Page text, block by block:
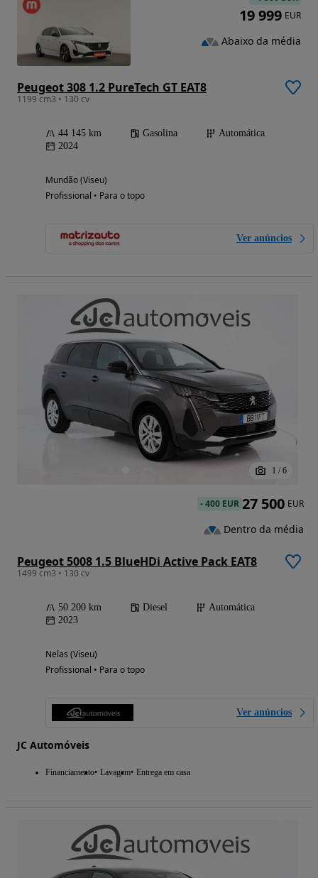
Peugeot 308 1.2 PureTech GT EAT8
1199 cm3 • 130 cv
44 145 km Gasolina
Automática
2024
Mundão (Viseu)
Profissional • Para o topo
Ver anúncios
19 999 EUR
Abaixo da média
1 / 6
Peugeot 5008 1.5 BlueHDi Active Pack EAT8
1499 cm3 • 130 cv
50 200 km Diesel
Automática
2023
Nelas (Viseu)
Profissional • Para o topo
Ver anúncios
JC Automóveis
Financiamento Lavagem Entrega em casa
-400 EUR 27 500 EUR
Dentro da média